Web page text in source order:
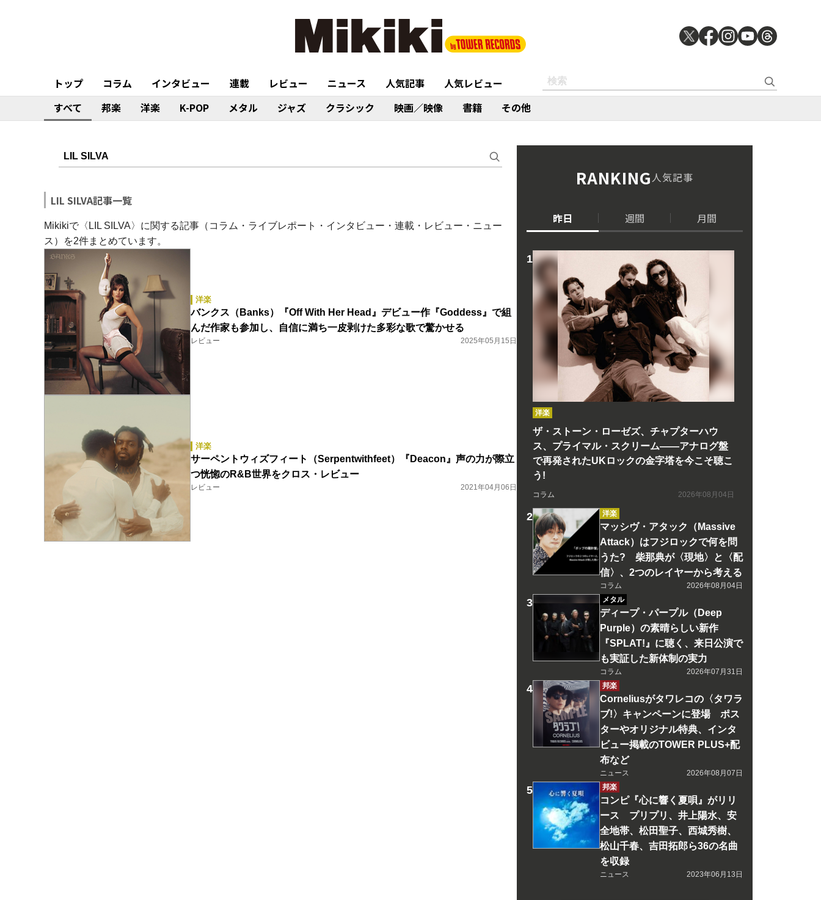
トップ コラム インタビュー 連載 レビュー ニュース 人気記事
人気レビュー
すべて
邦楽 洋楽 K-POP メタル ジャズ クラシック 映画／映像 書籍 その他
LIL SILVA記事一覧
Mikikiで〈LIL SILVA〉に関する記事（コラム・ライブレポート・インタビュー・連載・レビュー・ニュー
ス）を2件まとめています。
洋楽
バンクス（Banks）『Off With Her Head』デビュー作『Goddess』で組
んだ作家も参加し、自信に満ち一皮剥けた多彩な歌で驚かせる
レビュー 2025年05月15日
洋楽
サーペントウィズフィート（Serpentwithfeet）『Deacon』声の力が際立
つ恍惚のR&B世界をクロス・レビュー
レビュー 2021年04月06日
RANKING人気記事
昨日 週間 月間
洋楽
ザ・ストーン・ローゼズ、チャプターハウ
ス、プライマル・スクリーム――アナログ盤
で再発されたUKロックの金字塔を今こそ聴こ
う!
コラム 2026年08月04日
洋楽
マッシヴ・アタック（Massive
Attack）はフジロックで何を問
うた? 柴那典が〈現地〉と〈配
信〉、2つのレイヤーから考える
コラム
2026年08月04日
メタル
ディープ・パープル（Deep
Purple）の素晴らしい新作
『SPLAT!』に聴く、来日公演で
も実証した新体制の実力
コラム
2026年07月31日
邦楽
Corneliusがタワレコの〈タワラ
ブ!〉キャンペーンに登場 ポス
ターやオリジナル特典、インタ
ビュー掲載のTOWER PLUS+配
布など
ニュース
2026年08月07日
邦楽
コンピ『心に響く夏唄』がリリ
ース プリプリ、井上陽水、安
全地帯、松田聖子、西城秀樹、
松山千春、吉田拓郎ら36の名曲
を収録
ニュース 2023年06月13日